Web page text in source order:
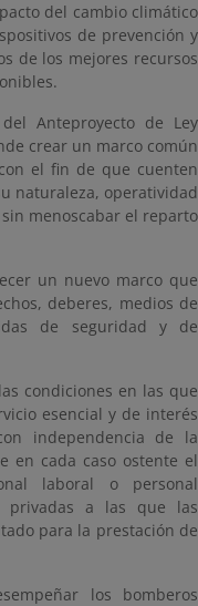
del cambio climático
de prevención y
de los mejores recursos
Anteproyecto de Ley
crear un marco común
el fin de que cuenten
naturaleza, operatividad
menoscabar el reparto
un nuevo marco que
deberes, medios de
de seguridad y de
condiciones en las que
esencial y de interés
independencia de la
en cada caso ostente el
laboral o personal
privadas a las que las
para la prestación de
los bomberos